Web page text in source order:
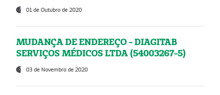
01 de Outubro de 2020
MUDANÇA DE ENDEREÇO - DIAGITAB
SERVIÇOS MÉDICOS LTDA (54003267-5)
03 de Novembro de 2020